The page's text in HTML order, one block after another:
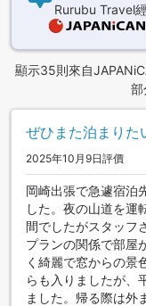
Rurubu Travel
顯示35則來自
部
ぜひまた泊まりた
2025年10月9日評價
岡崎出張で急遽宿泊
した。夜の山道を運
間でしたがスタッフ
プランの関係で部屋
く綺麗で窓からの景
らも入りましたが、
ました。帰る際は外